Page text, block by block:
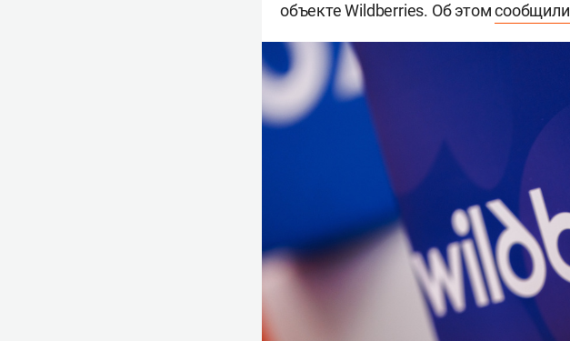
объекте Wildberries. Об этомсообщили